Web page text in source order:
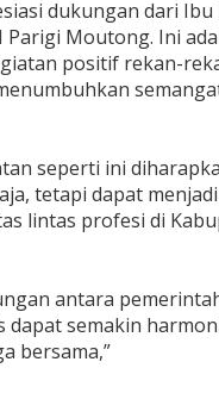
dukungan dari Ibu
Parigi Moutong. Ini
positif rekan-
seperti ini
tetapi dapat
lintas profesi di
antara
semakin
bersama,”